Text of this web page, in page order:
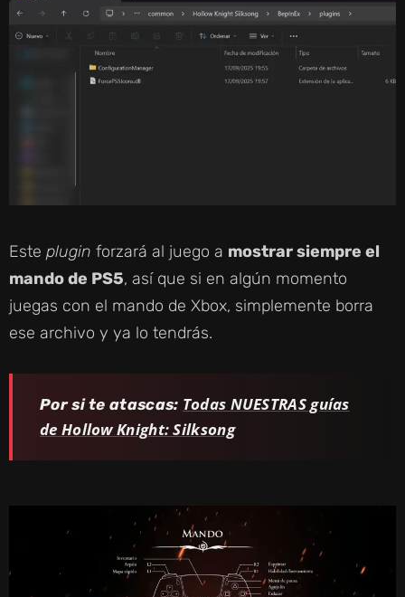
Este plugin forzará al juego a mostrar siempre el
mando de PS5, así que si en algún momento
juegas con el mando de Xbox, simplemente borra
ese archivo y ya lo tendrás.
Por si te atascas: Todas NUESTRAS guías
de Hollow Knight: Silksong